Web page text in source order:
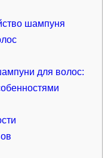
шампуня
для волос: